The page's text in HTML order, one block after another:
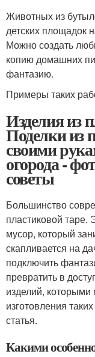
Животных из
детских площадок
Можно создать
копию домашних
фантазию.
Примеры таких
Изделия из
Поделки из
своими
огорода -
советы
Большинство
пластиковой
мусор, который
скапливается на
подключить
превратить в
изделий,
изготовления
статья.
Какими